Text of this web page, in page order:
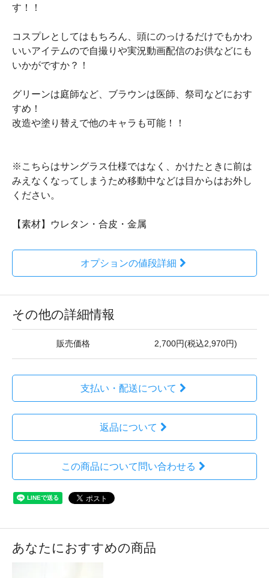
す！！
コスプレとしてはもちろん、頭にのっけるだけでもかわ
いいアイテムので自撮りや実況動画配信のお供などにも
いかがですか？！
グリーンは庭師など、ブラウンは医師、祭司などにおす
すめ！
改造や塗り替えで他のキャラも可能！！
※こちらはサングラス仕様ではなく、かけたときに前は
みえなくなってしまうため移動中などは目からはお外し
ください。
【素材】ウレタン・合皮・金属
オプションの値段詳細
その他の詳細情報
販売価格 2,700円(税込2,970円)
支払い・配送について
返品について
この商品について問い合わせる
あなたにおすすめの商品